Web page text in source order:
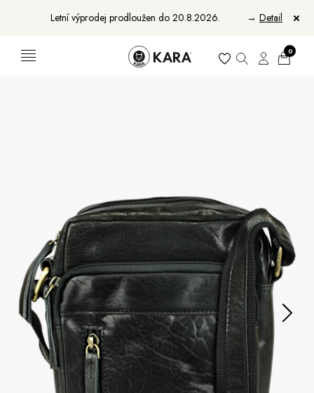
Letní výprodej prodloužen do 20.8.2026. → Detail
Šály a šátky
Manikúry
Pásky
Šály
Kufry -21 % Prodejny Služby
Kara klub
Dárkové poukazy
Extra výhodné
Slevy
0